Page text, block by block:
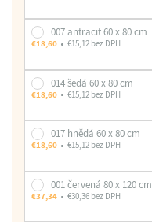
007 antracit 60 x 80 cm
€18,60
€15,12 bez DPH
014 šedá 60 x 80 cm
€18,60
€15,12 bez DPH
017 hnědá 60 x 80 cm
€18,60
€15,12 bez DPH
001 červená 80 x 120 cm
€37,34
€30,36 bez DPH